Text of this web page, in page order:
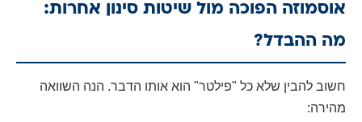
אוסמוזה הפוכה מול שיטות סינון אחרות:
מה ההבדל?
חשוב להבין שלא כל "פילטר" הוא אותו הדבר. הנה השוואה
מהירה: